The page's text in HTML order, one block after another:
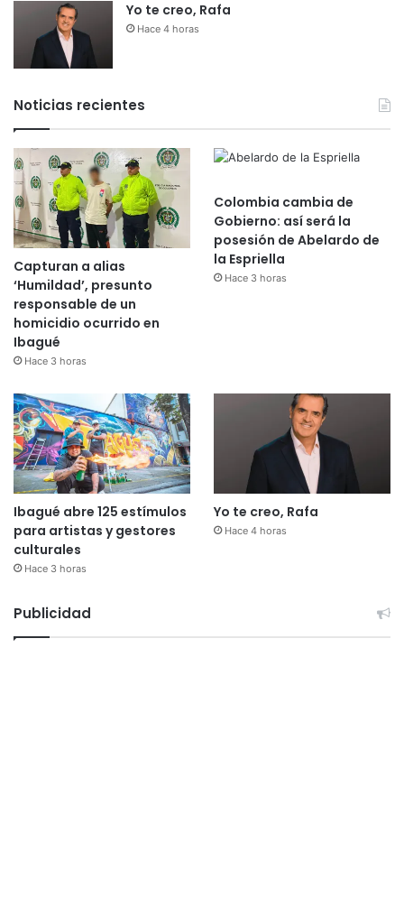
Yo te creo, Rafa
Hace 4 horas
Noticias recientes
Capturan a alias
‘Humildad’, presunto
responsable de un
homicidio ocurrido en
Ibagué
Hace 3 horas
Colombia cambia de
Gobierno: así será la
posesión de Abelardo de
la Espriella
Hace 3 horas
Ibagué abre 125 estímulos
para artistas y gestores
culturales
Hace 3 horas
Yo te creo, Rafa
Hace 4 horas
Publicidad